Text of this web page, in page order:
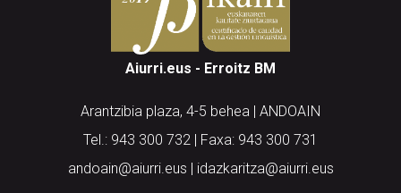
Aiurri.eus - Erroitz BM
Arantzibia plaza, 4-5 behea | ANDOAIN
Tel.: 943 300 732 | Faxa: 943 300 731
andoain@aiurri.eus | idazkaritza@aiurri.eus